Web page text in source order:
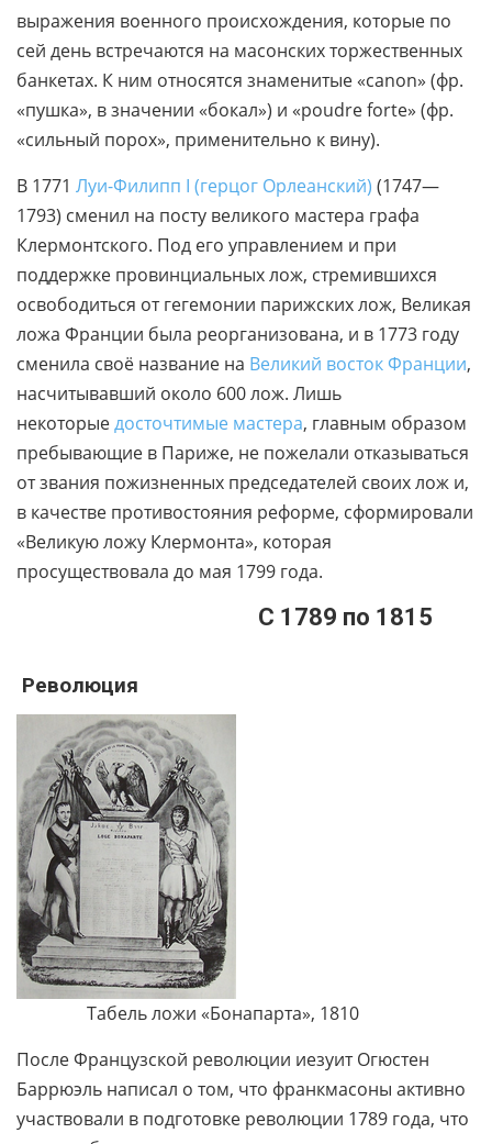
выражения военного происхождения, которые по
сей день встречаются на масонских торжественных
банкетах. К ним относятся знаменитые «canon» (фр.
«пушка», в значении «бокал») и «poudre forte» (фр.
«сильный порох», применительно к вину).
В 1771 Луи-Филипп I (герцог Орлеанский) (1747—
1793) сменил на посту великого мастера графа
Клермонтского. Под его управлением и при
поддержке провинциальных лож, стремившихся
освободиться от гегемонии парижских лож, Великая
ложа Франции была реорганизована, и в 1773 году
сменила своё название на Великий восток Франции,
насчитывавший около 600 лож. Лишь
некоторыедосточтимые мастера, главным образом
пребывающие в Париже, не пожелали отказываться
от звания пожизненных председателей своих лож и,
в качестве противостояния реформе, сформировали
«Великую ложу Клермонта», которая
просуществовала до мая 1799 года.
С 1789 по 1815
Революция
Табель ложи «Бонапарта», 1810
После Французской революции иезуит Огюстен
Баррюэль написал о том, что франкмасоны активно
участвовали в подготовке революции 1789 года, что